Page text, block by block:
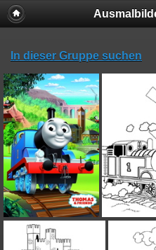
In dieser Gruppe suchen